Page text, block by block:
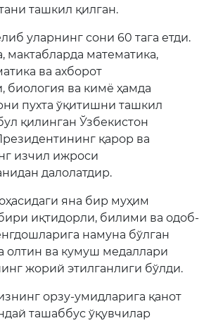
ташкил қилган.
уларнинг сони 60 тага етди.
мактабларда математика,
ва ахборот
биология ва кимё ҳамда
пухта ўқитишни ташкил
қилинган Ўзбекистон
қарор ва
изчил ижроси
далолатдир.
яна бир муҳим
иқтидорли, билими ва одоб-
намуна бўлган
олтин ва кумуш медаллари
жорий этилганлиги бўлди.
орзу-умидларига қанот
ташаббус ўқувчилар